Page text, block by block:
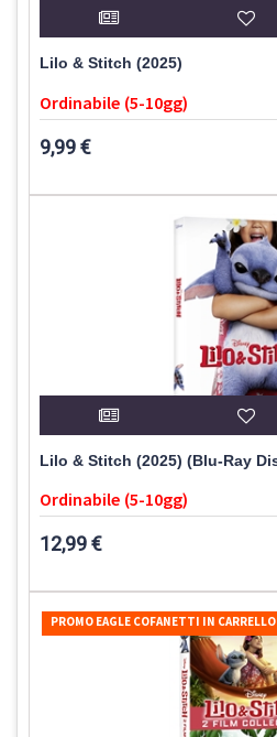
Lilo & Stitch (2025)
Ordinabile (5-10gg)
9,99 €
Lilo & Stitch (2025) (Blu-Ray
Ordinabile (5-10gg)
12,99 €
PROMO EAGLE COFANETTI IN